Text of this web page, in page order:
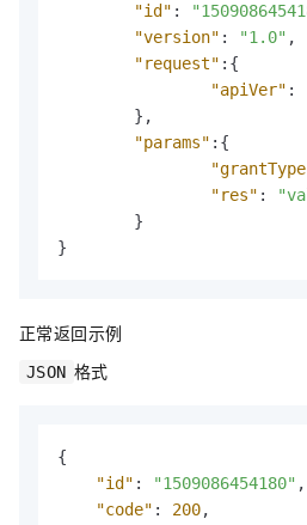
"id" :
"version" : "1.0" ,
"request" : {
"apiVer" :
} ,
"params" : {
"res" :
}
}
正常返回示例
JSON 格式
{
"id" : "1509086454180" ,
"code" : 200,